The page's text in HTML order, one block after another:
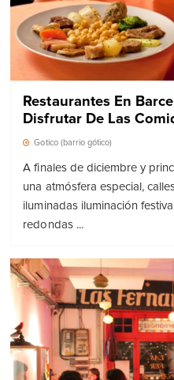
Restaurantes En
Disfrutar De Las
Gotico (barrio gótico)
A finales de diciembre y
una atmósfera especial,
iluminadas iluminación
redondas ...